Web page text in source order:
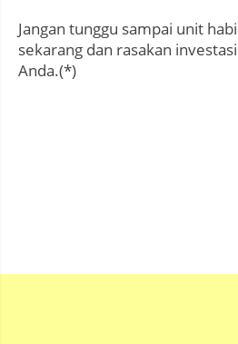
Jangan tunggu sampai unit
sekarang dan rasakan
Anda.(*)